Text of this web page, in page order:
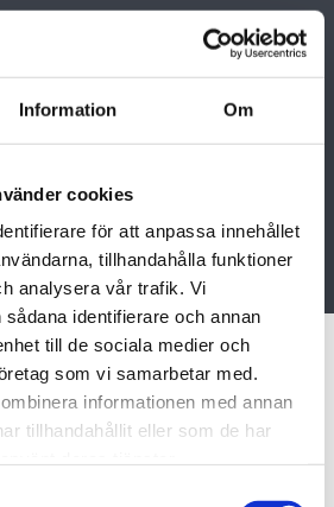
Information Om
cookies
för att anpassa innehållet
tillhandahålla funktioner
analysera vår trafik. Vi
identifierare och annan
till de sociala medier och
som vi samarbetar med.
informationen med annan
tillhandahållit eller som de har
gulvet. Mål A x B trenger
eller bestilling
fungerer likt i begge
spyl av etter behov.
inspirere av noen av
våre og se Kåbe